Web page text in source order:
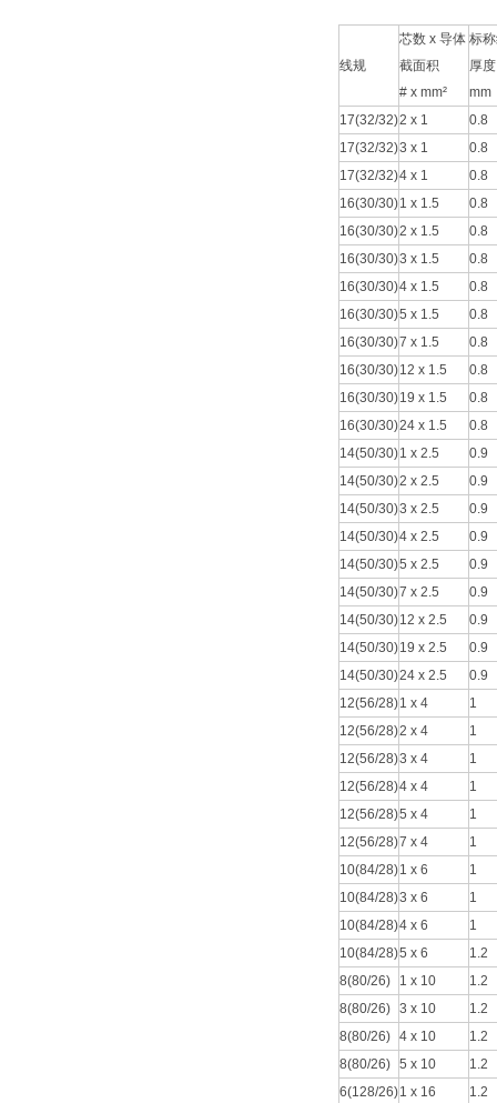
线规
芯数 x 导体
截面积
# x mm²
标
厚度
mm
17(32/32)2 x 1
17(32/32)3 x 1
0.8
17(32/32)4 x 1
0.8
16(30/30)1 x 1.5
0.8
16(30/30)2 x 1.5
0.8
16(30/30)3 x 1.5
0.8
16(30/30)4 x 1.5
0.8
16(30/30)5 x 1.5
0.8
16(30/30)7 x 1.5
0.8
16(30/30)12 x 1.5
0.8
16(30/30)19 x 1.5
0.8
16(30/30)24 x 1.5
0.8
14(50/30)1 x 2.5
0.9
14(50/30)2 x 2.5
0.9
14(50/30)3 x 2.5
0.9
14(50/30)4 x 2.5
0.9
14(50/30)5 x 2.5
0.9
14(50/30)7 x 2.5
0.9
14(50/30)12 x 2.5
0.9
14(50/30)19 x 2.5
0.9
14(50/30)24 x 2.5
0.9
12(56/28)1 x 4
1
12(56/28)2 x 4
1
12(56/28)3 x 4
1
12(56/28)4 x 4
1
12(56/28)5 x 4
1
12(56/28)7 x 4
1
10(84/28)1 x 6
1
10(84/28)3 x 6
1
10(84/28)4 x 6
1
10(84/28)5 x 6
1.2
8(80/26)
1 x 10
1.2
8(80/26) 3 x 10
1.2
8(80/26) 4 x 10
1.2
8(80/26) 5 x 10
1.2
6(128/26)1 x 16 1.2